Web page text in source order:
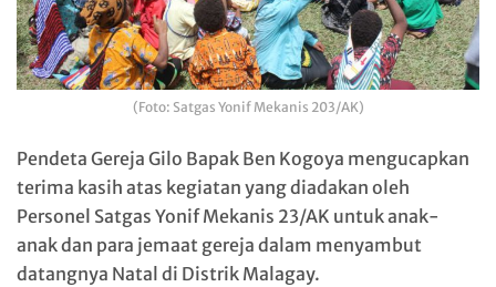
(Foto: Satgas Yonif Mekanis 203/AK)
Pendeta Gereja Gilo Bapak Ben Kogoya mengucapkan
terima kasih atas kegiatan yang diadakan oleh
Personel Satgas Yonif Mekanis 23/AK untuk anak-
anak dan para jemaat gereja dalam menyambut
datangnya Natal di Distrik Malagay.